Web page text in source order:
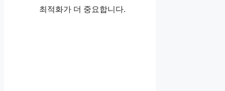
최적화가 더 중요합니다.